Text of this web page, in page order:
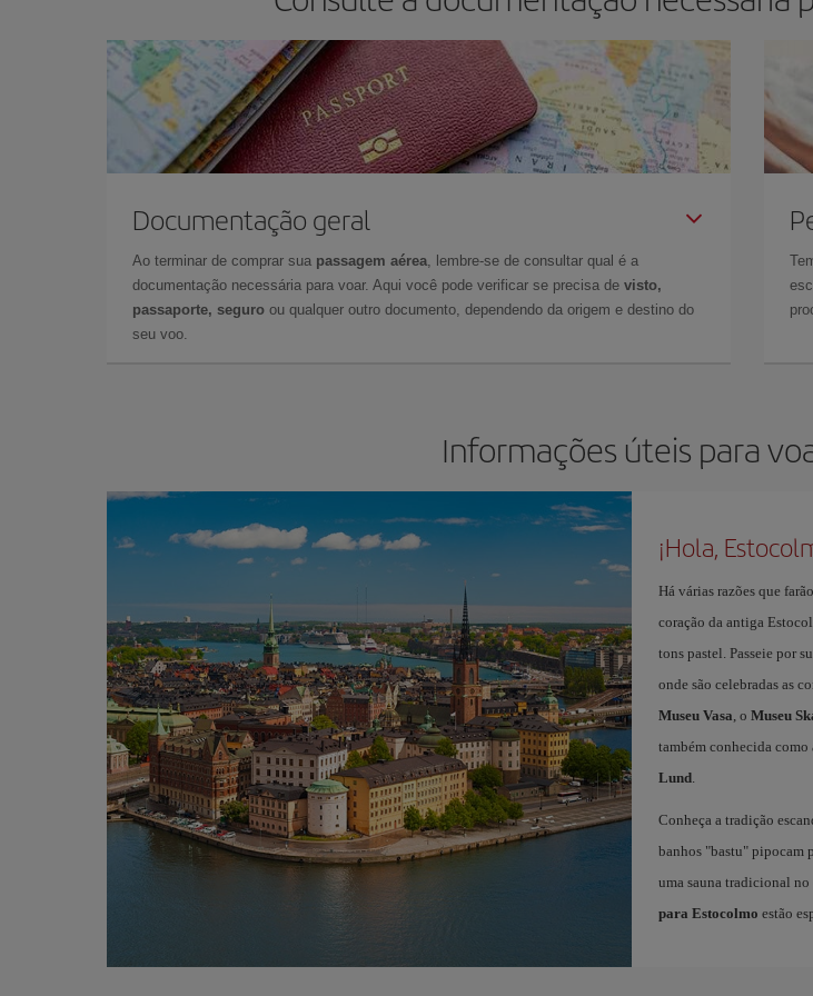
Documentação geral
Ao terminar de comprar sua passagem aérea , lembre-se de consultar qual é a
documentação necessária para voar. Aqui você pode verificar se precisa de visto,
passaporte, seguro ou qualquer outro documento, dependendo da origem e destino do
seu voo.
Informações úteis para
¡Hola,
Há várias razões que
coração da antiga
tons pastel. Passeie por
onde são celebradas as
Museu Vasa , o Museu
também conhecida como
Lund.
Conheça a tradição
banhos "bastu" pipocam
uma sauna tradicional no
para Estocolmo estão